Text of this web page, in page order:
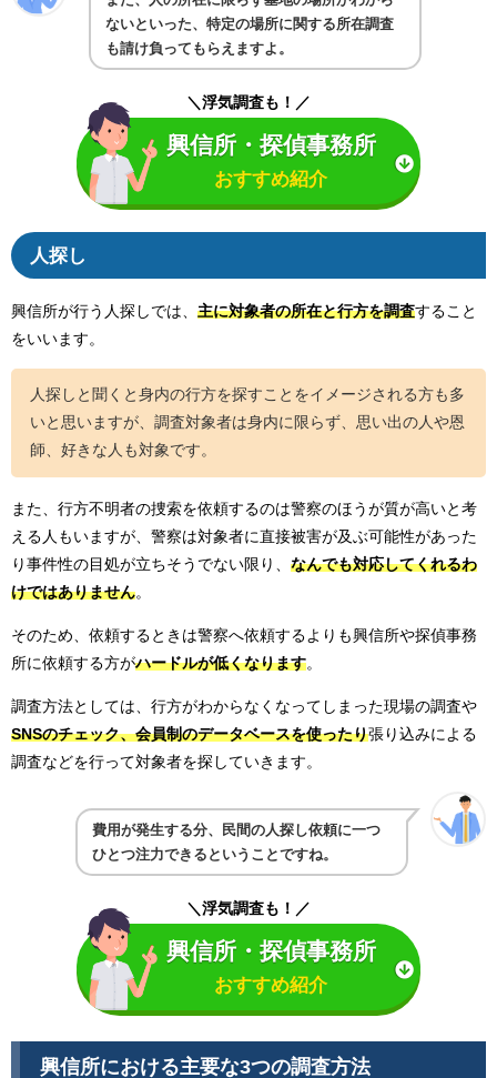
ないといった、特定の場所に関する所在調査
も請け負ってもらえますよ。
＼浮気調査も！／
興信所・探偵事務所
おすすめ紹介
人探し
興信所が行う人探しでは、 主に対象者の所在と行方を調査すること
をいいます。
人探しと聞くと身内の行方を探すことをイメージされる方も多
いと思いますが、調査対象者は身内に限らず、思い出の人や恩
師、好きな人も対象です。
また、行方不明者の捜索を依頼するのは警察のほうが質が高いと考
える人もいますが、警察は対象者に直接被害が及ぶ可能性があった
り事件性の目処が立ちそうでない限り、 なんでも対応してくれるわ
けではありません。
そのため、依頼するときは警察へ依頼するよりも興信所や探偵事務
所に依頼する方がハードルが低くなります。
調査方法としては、行方がわからなくなってしまった現場の調査や
SNSのチェック、会員制のデータベースを使ったり張り込みによる
調査などを行って対象者を探していきます。
費用が発生する分、民間の人探し依頼に一つ
ひとつ注力できるということですね。
＼浮気調査も！／
興信所・探偵事務所
おすすめ紹介
興信所における主要な3つの調査方法